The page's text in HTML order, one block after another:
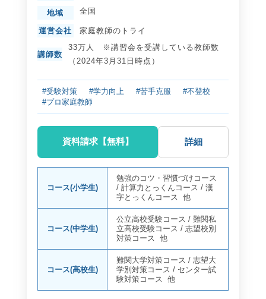
地域 全国
運営会社 家庭教師のトライ
講師数
33万人 ※講習会を受講している教師数
（2024年3月31日時点）
#受験対策 #学力向上 #苦手克服
#不登校
#プロ家庭教師
資料請求【無料】 詳細
コース(小学生)
勉強のコツ・習慣づけコース
/計算力とっくんコース /漢
字とっくんコース 他
コース(中学生)
公立高校受験コース /難関私
立高校受験コース /志望校別
対策コース 他
コース(高校生)
難関大学対策コース /志望大
学別対策コース /センター試
験対策コース 他